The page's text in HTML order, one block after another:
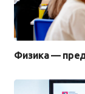
Физика —